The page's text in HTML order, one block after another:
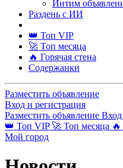
Интим
Раздень с ИИ
👑 Топ VIP
🚀 Топ месяца
🔥 Горячая стена
Содержанки
Разместить объявление
Вход и регистрация
Разместить объявление Вход
👑 Топ VIP 🚀 Топ месяца
Мой город